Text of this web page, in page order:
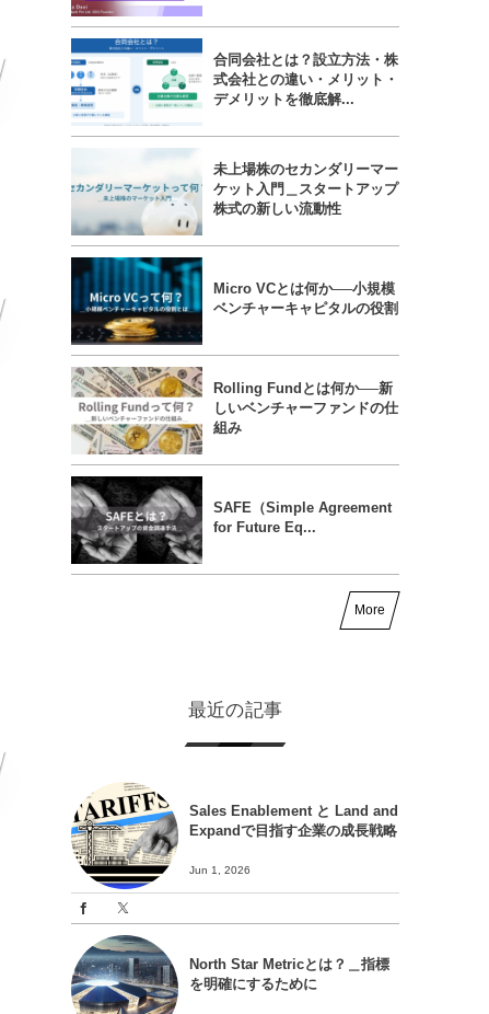
合同会社とは？設立方法・株
式会社との違い・メリット・
デメリットを徹底解...
未上場株のセカンダリーマー
ケット入門＿スタートアップ
株式の新しい流動性
Micro VCとは何か──小規模
ベンチャーキャピタルの役割
Rolling Fundとは何か──新
しいベンチャーファンドの仕
組み
SAFE（Simple Agreement
for Future Eq...
More
最近の記事
Sales Enablement と Land and
Expandで目指す企業の成長戦略
Jun 1, 2026
North Star Metricとは？＿指標
を明確にするために